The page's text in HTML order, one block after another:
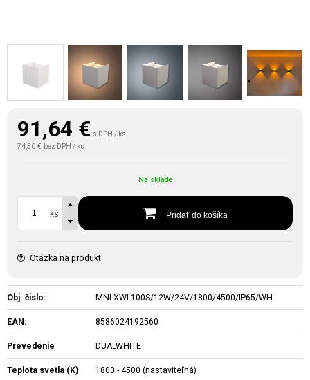
91,64 € s DPH / ks
74,50 € bez DPH / ks
Na sklade
ks Pridať do košíka
Otázka na produkt
Obj. čislo: MNLXWL100S/12W/24V/1800/4500/IP65/WH
EAN: 8586024192560
Prevedenie DUALWHITE
Teplota svetla (K) 1800 - 4500 (nastaviteľná)